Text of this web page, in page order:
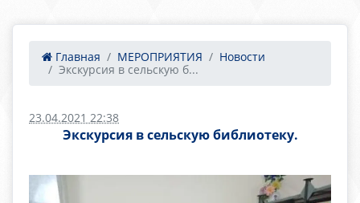
Главная МЕРОПРИЯТИЯ
Новости
Экскурсия в сельскую б...
23.04.2021 22:38
Экскурсия в сельскую библиотеку.